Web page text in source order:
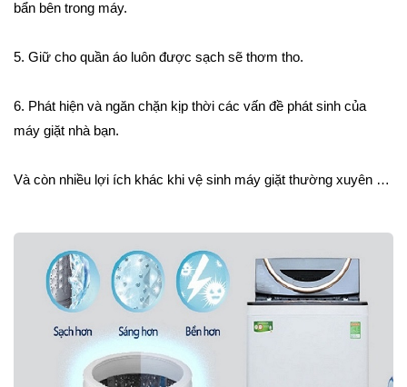
bẩn bên trong máy.
5. Giữ cho quần áo luôn được sạch sẽ thơm tho.
6. Phát hiện và ngăn chặn kịp thời các vấn đề phát sinh của
máy giặt nhà bạn.
Và còn nhiều lợi ích khác khi vệ sinh máy giặt thường xuyên …